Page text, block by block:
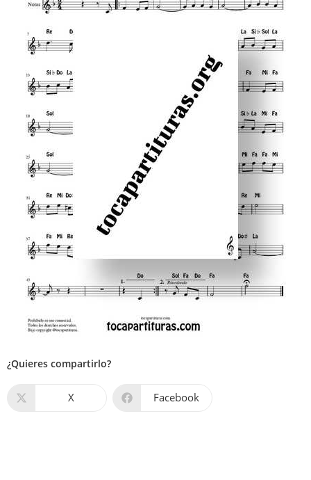
¿Quieres compartirlo?
X Facebook